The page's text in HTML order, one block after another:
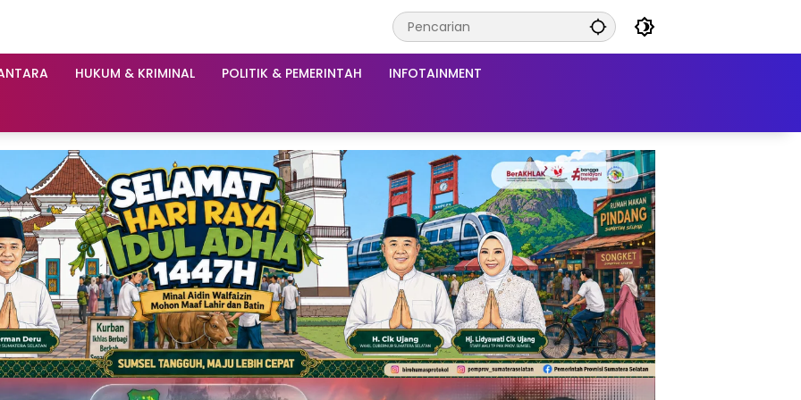
HUKUM & KRIMINAL POLITIK & PEMERINTAH INFOTAINMENT